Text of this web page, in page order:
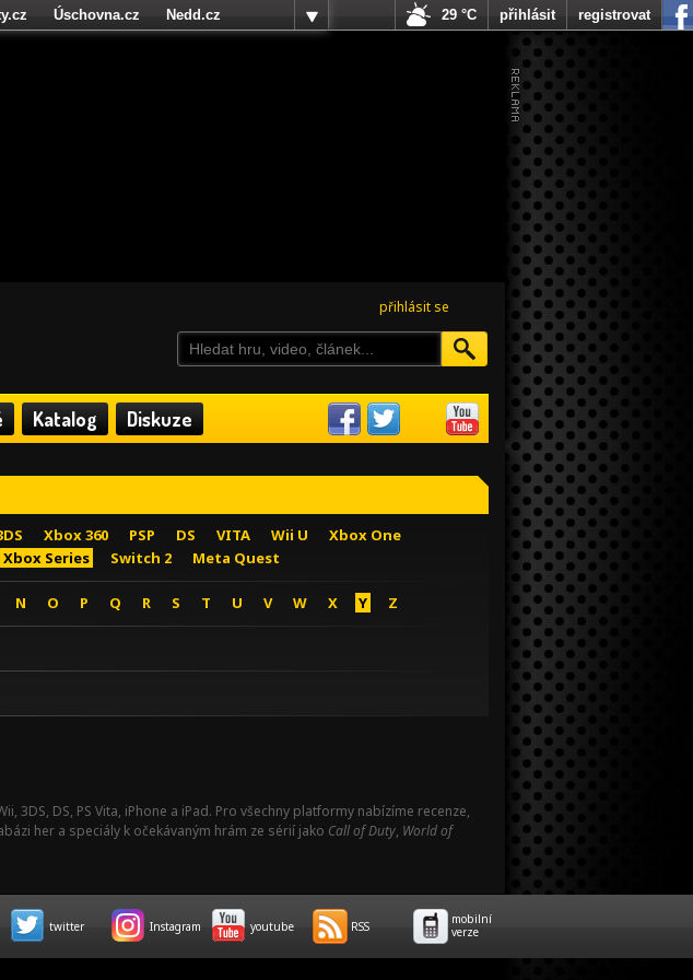
přihlásit se
Katalog Diskuze
Xbox 360 PSP DS VITA Wii U
Xbox One
Xbox Series Switch 2 Meta Quest
N O P Q R S T U V W X Y Z
3DS, DS, PS Vita, iPhone a iPad. Pro všechny platformy nabízíme recenze,
her a speciály k očekávaným hrám ze sérií jako Call of Duty, World of
Úschovna.cz
Nedd.cz
29 °C přihlásit registrovat
twitter Instagram youtube RSS
mobilní
verze